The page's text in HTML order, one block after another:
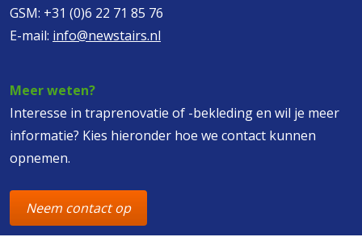
GSM: +31 (0)6 22 71 85 76
E-mail: info@newstairs.nl
Meer weten?
Interesse in traprenovatie of -bekleding en wil je meer
informatie? Kies hieronder hoe we contact kunnen
opnemen.
Neem contact op